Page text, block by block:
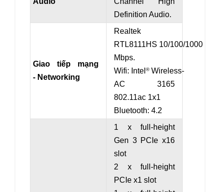
Definition Audio.
Giao tiếp mạng
- Networking
Realtek
RTL8111HS 10/100/1000
Mbps.
Wifi: Intel ®Wireless-
AC 3165
802.11ac 1x1
Bluetooth: 4.2
1 x full-height
Gen 3 PCIe x16
slot
2 x full-height
PCIe x1 slot